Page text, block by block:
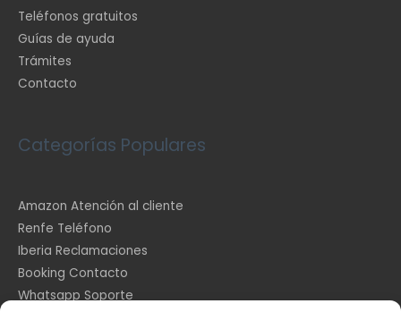
Teléfonos gratuitos
Guías de ayuda
Trámites
Contacto
Categorías Populares
Amazon Atención al cliente
Renfe Teléfono
Iberia Reclamaciones
Booking Contacto
Whatsapp Soporte